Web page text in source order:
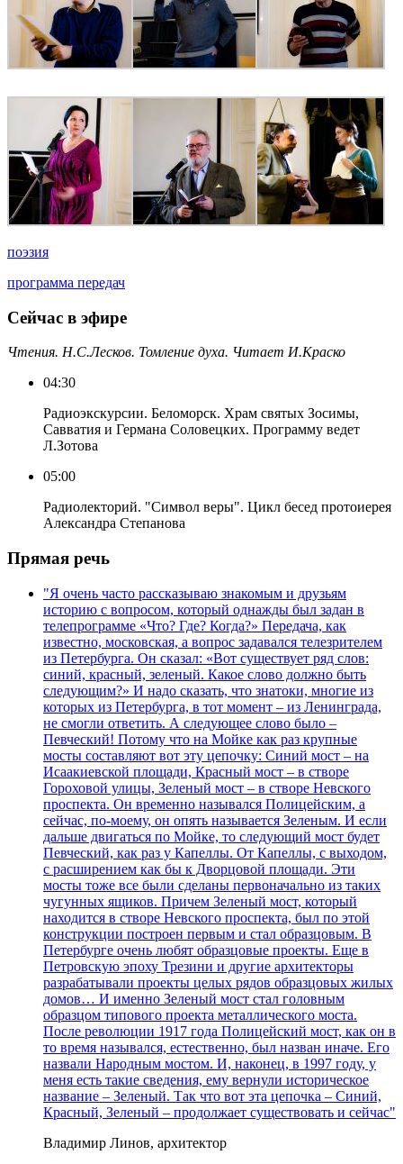
поэзия
программа передач
Сейчас в эфире
Чтения. Н.С.Лесков. Томление духа. Читает И.Краско
04:30
Радиоэкскурсии. Беломорск. Храм святых Зосимы,
Савватия и Германа Соловецких. Программу ведет
Л.Зотова
05:00
Радиолекторий. "Символ веры". Цикл бесед протоиерея
Александра Степанова
Прямая речь
"Я очень часто рассказываю знакомым и друзьям
историю с вопросом, который однажды был задан в
телепрограмме «Что? Где? Когда?» Передача, как
известно, московская, а вопрос задавался телезрителем
из Петербурга. Он сказал: «Вот существует ряд слов:
синий, красный, зеленый. Какое слово должно быть
следующим?» И надо сказать, что знатоки, многие из
которых из Петербурга, в тот момент – из Ленинграда,
не смогли ответить. А следующее слово было –
Певческий! Потому что на Мойке как раз крупные
мосты составляют вот эту цепочку: Синий мост – на
Исаакиевской площади, Красный мост – в створе
Гороховой улицы, Зеленый мост – в створе Невского
проспекта. Он временно назывался Полицейским, а
сейчас, по-моему, он опять называется Зеленым. И если
дальше двигаться по Мойке, то следующий мост будет
Певческий, как раз у Капеллы. От Капеллы, с выходом,
с расширением как бы к Дворцовой площади. Эти
мосты тоже все были сделаны первоначально из таких
чугунных ящиков. Причем Зеленый мост, который
находится в створе Невского проспекта, был по этой
конструкции построен первым и стал образцовым. В
Петербурге очень любят образцовые проекты. Еще в
Петровскую эпоху Трезини и другие архитекторы
разрабатывали проекты целых рядов образцовых жилых
домов… И именно Зеленый мост стал головным
образцом типового проекта металлического моста.
После революции 1917 года Полицейский мост, как он в
то время назывался, естественно, был назван иначе. Его
назвали Народным мостом. И, наконец, в 1997 году, у
меня есть такие сведения, ему вернули историческое
название – Зеленый. Так что вот эта цепочка – Синий,
Красный, Зеленый – продолжает существовать и сейчас"
Владимир Линов, архитектор